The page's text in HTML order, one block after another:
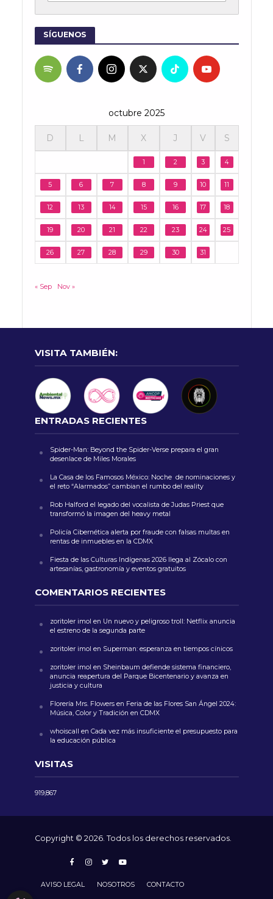
SÍGUENOS
octubre 2025
D L M X J V S
1 2 3 4
5 6 7 8 9 10 11
12 13 14 15 16 17 18
19 20 21 22 23 24 25
26 27 28 29 30 31
« Sep Nov »
VISITA TAMBIÉN:
ENTRADAS RECIENTES
Spider-Man: Beyond the Spider-Verse prepara el gran
desenlace de Miles Morales
La Casa de los Famosos México: Noche de nominaciones y
el reto “Alarmados” cambian el rumbo del reality
Rob Halford el legado del vocalista de Judas Priest que
transformó la imagen del heavy metal
Policía Cibernética alerta por fraude con falsas multas en
rentas de inmuebles en la CDMX
Fiesta de las Culturas Indígenas 2026 llega al Zócalo con
artesanías, gastronomía y eventos gratuitos
COMENTARIOS RECIENTES
zoritoler imol en Un nuevo y peligroso troll: Netflix anuncia
el estreno de la segunda parte
zoritoler imol en Superman: esperanza en tiempos cínicos
zoritoler imol en Sheinbaum defiende sistema financiero,
anuncia reapertura del Parque Bicentenario y avanza en
justicia y cultura
Florería Mrs. Flowersen Feria de las Flores San Ángel 2024:
Música, Color y Tradición en CDMX
whoiscall en Cada vez más insuficiente el presupuesto para
la educación pública
VISITAS
919,867
Copyright © 2026. Todos los derechos reservados.
AVISO LEGAL NOSOTROS CONTACTO